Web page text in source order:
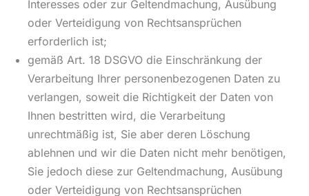
Interesses oder zur Geltendmachung, Ausübung
oder Verteidigung von Rechtsansprüchen
erforderlich ist;
gemäß Art. 18 DSGVO die Einschränkung der
Verarbeitung Ihrer personenbezogenen Daten zu
verlangen, soweit die Richtigkeit der Daten von
Ihnen bestritten wird, die Verarbeitung
unrechtmäßig ist, Sie aber deren Löschung
ablehnen und wir die Daten nicht mehr benötigen,
Sie jedoch diese zur Geltendmachung, Ausübung
oder Verteidigung von Rechtsansprüchen